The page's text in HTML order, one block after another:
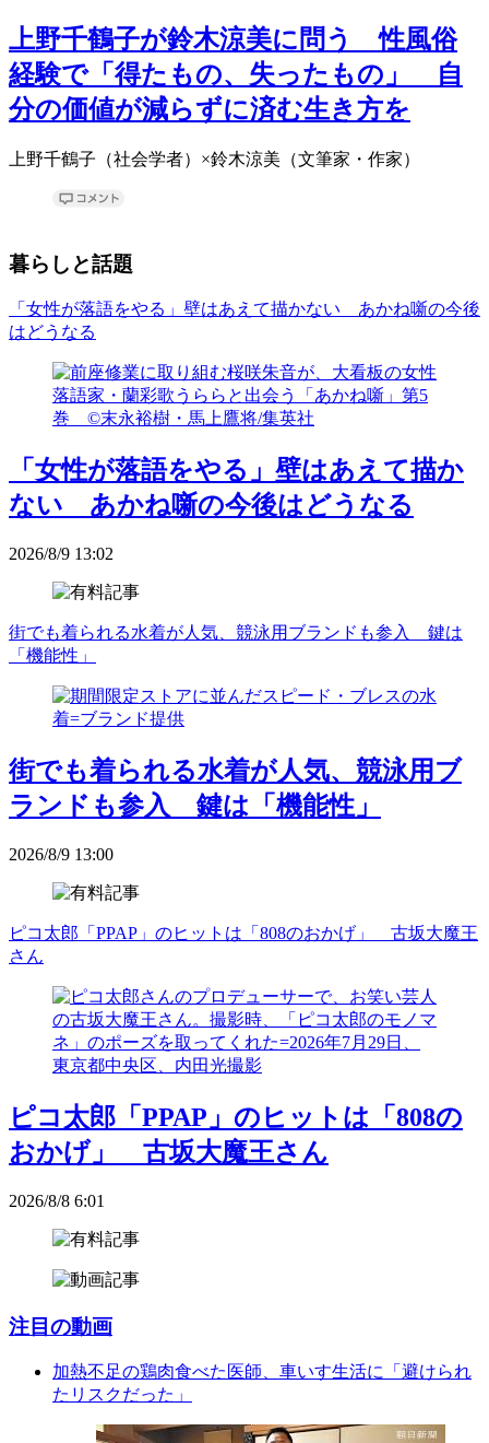
上野千鶴子が鈴木涼美に問う 性風俗
経験で「得たもの、失ったもの」 自
分の価値が減らずに済む生き方を
上野千鶴子（社会学者）×鈴木涼美（文筆家・作家）
暮らしと話題
「女性が落語をやる」壁はあえて描かない あかね噺の今後
はどうなる
「女性が落語をやる」壁はあえて描か
ない あかね噺の今後はどうなる
2026/8/9 13:02
街でも着られる水着が人気、競泳用ブランドも参入 鍵は
「機能性」
街でも着られる水着が人気、競泳用ブ
ランドも参入 鍵は「機能性」
2026/8/9 13:00
ピコ太郎「PPAP」のヒットは「808のおかげ」 古坂大魔王
さん
ピコ太郎「PPAP」のヒットは「808の
おかげ」 古坂大魔王さん
2026/8/8 6:01
注目の動画
加熱不足の鶏肉食べた医師、車いす生活に「避けられ
たリスクだった」